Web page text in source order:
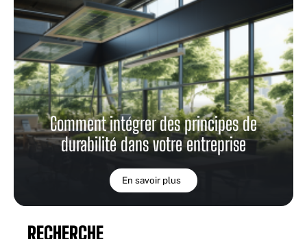
Comment intégrer des principes de
durabilité dans votre entreprise
En savoir plus
RECHERCHE